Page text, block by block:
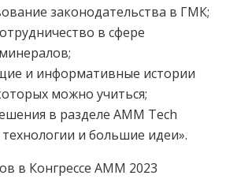
законодательства в ГМК;
в сфере
и информативные истории
можно учиться;
в разделе AMM Tech
и большие идеи».
в Конгрессе АММ 2023